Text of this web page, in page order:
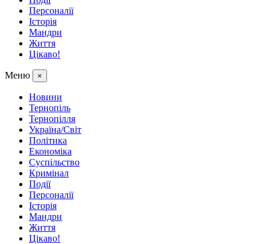
Персоналії
Історія
Мандри
Життя
Цікаво!
Меню ×
Новини
Тернопіль
Тернопілля
Україна/Світ
Політика
Економіка
Суспільство
Кримінал
Події
Персоналії
Історія
Мандри
Життя
Цікаво!